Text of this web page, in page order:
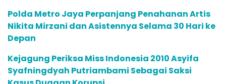
Polda Metro Jaya Perpanjang Penahanan Artis
Nikita Mirzani dan Asistennya Selama 30 Hari ke
Depan
Kejagung Periksa Miss Indonesia 2010 Asyifa
Syafningdyah Putriambami Sebagai Saksi